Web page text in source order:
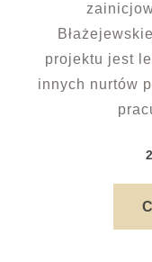
projektu jest
innych nurtów